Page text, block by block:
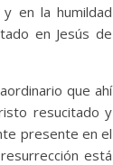
en la humildad
en Jesús de
que ahí
resucitado y
presente en el
está